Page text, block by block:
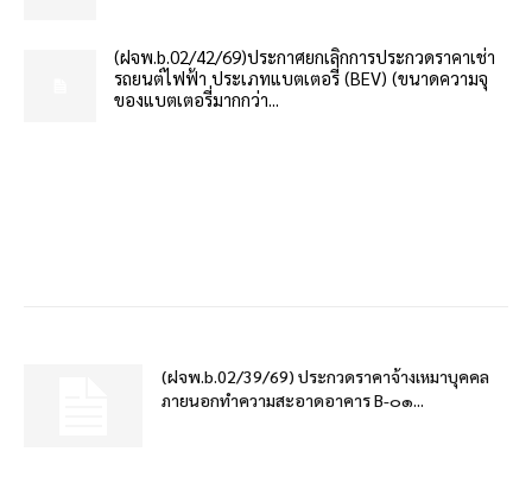
(ฝจพ.b.02/42/69)ประกาศยกเลิกการประกวดราคาเช่า
รถยนต์ไฟฟ้า ประเภทแบตเตอรี่ (BEV) (ขนาดความจุ
ของแบตเตอรี่มากกว่า...
(ฝจพ.b.02/39/69) ประกวดราคาจ้างเหมาบุคคล
ภายนอกทำความสะอาดอาคาร B-๐๑...